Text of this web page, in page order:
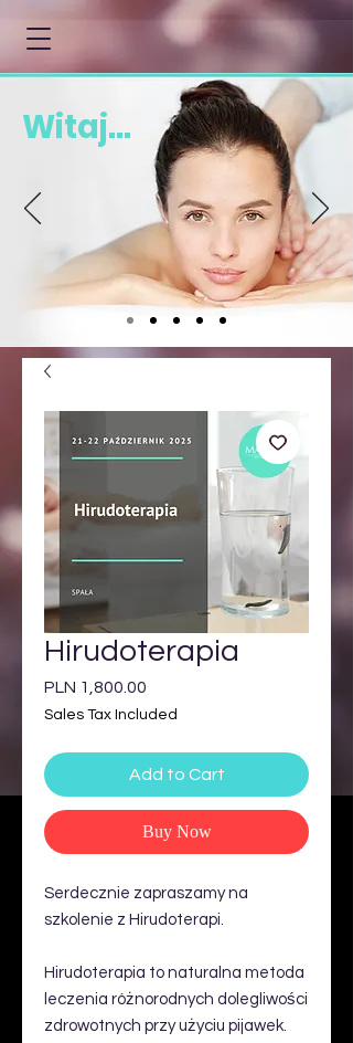
Witaj...
Hirudoterapia
PLN 1,800.00
Sales Tax Included
Add to Cart
Buy Now
Serdecznie zapraszamy na
szkolenie z Hirudoterapi.
Hirudoterapia to naturalna metoda
leczenia różnorodnych dolegliwości
zdrowotnych przy użyciu pijawek.